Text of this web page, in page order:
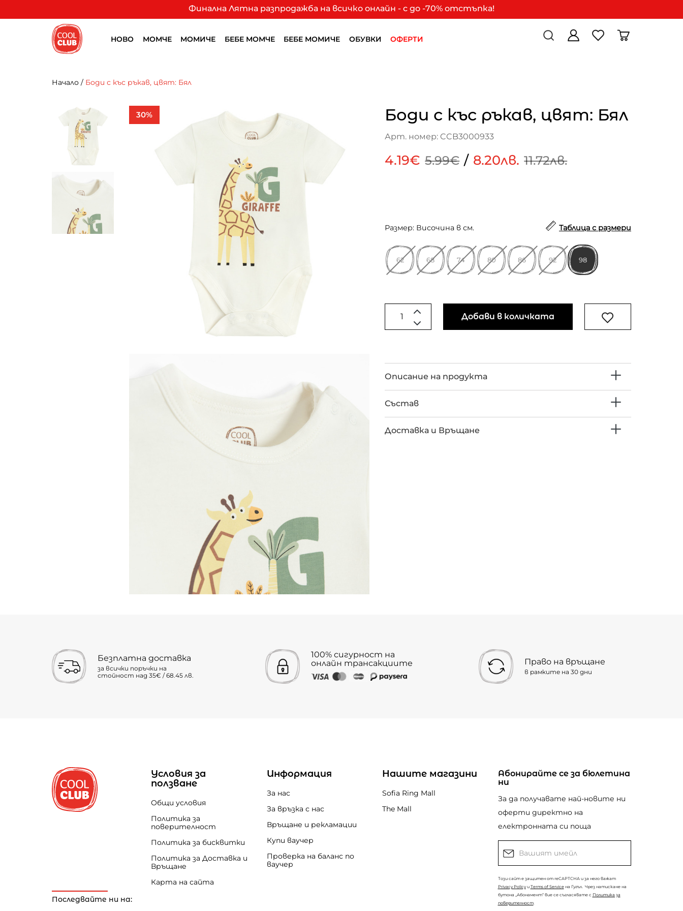
Финална Лятна разпродажба на всичко онлайн - с до -70% отстъпка!
НОВО МОМЧЕ МОМИЧЕ БЕБЕ МОМЧЕ БЕБЕ МОМИЧЕ ОБУВКИ ОФЕРТИ
Начало / Боди с къс ръкав, цвят: Бял
30% Боди с къс ръкав, цвят: Бял
Арт. номер: CCB3000933
4.19€ 5.99€ / 8.20лв. 11.72лв.
Размер: Височина в см. Таблица с размери
62 68 74 80 86 92 98
Добави в количката
Описание на продукта
Състав
Доставка и Връщане
Безплатна доставка
за всички поръчки на
стойност над 35€ / 68.45 лв.
100% сигурност на
онлайн трансакциите
Право на връщане
в рамките на 30 дни
Последвайте ни на:
Условия за
ползване
Общи условия
Политика за
поверителност
Политика за бисквитки
Политика за Доставка и
Връщане
Карта на сайта
Информация
За нас
За връзка с нас
Връщане и рекламации
Купи ваучер
Проверка на баланс по
ваучер
Нашите магазини
Sofia Ring Mall
The Mall
Абонирайте се за бюлетина
ни
За да получавате най-новите ни
оферти директно на
електронната си поща
Този сайт е защитен от reCAPTCHA и за него важат
Privacy Policyи Terms of Serviceна Гугъл. Чрез натискане на
бутона „Абонамент“ вие се съгласявате с Политика за
поверителност.